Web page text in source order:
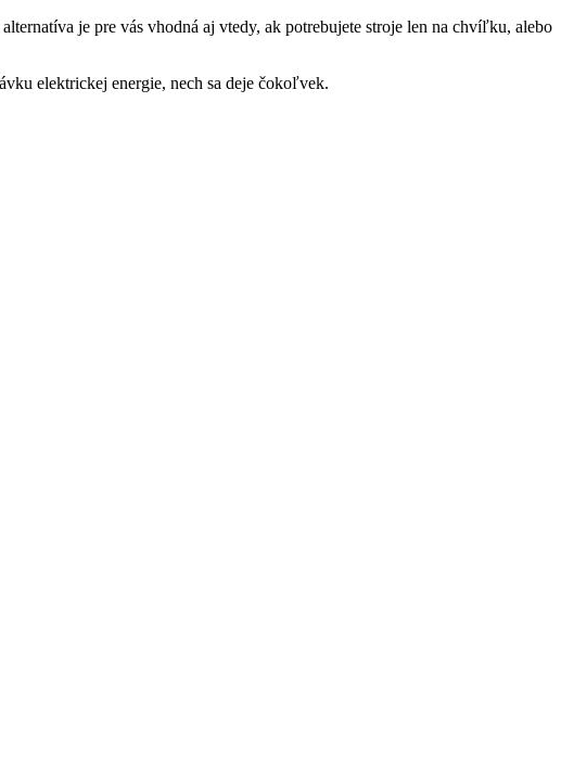
je pre vás vhodná aj vtedy, ak potrebujete stroje len na chvíľku, alebo
elektrickej energie, nech sa deje čokoľvek.